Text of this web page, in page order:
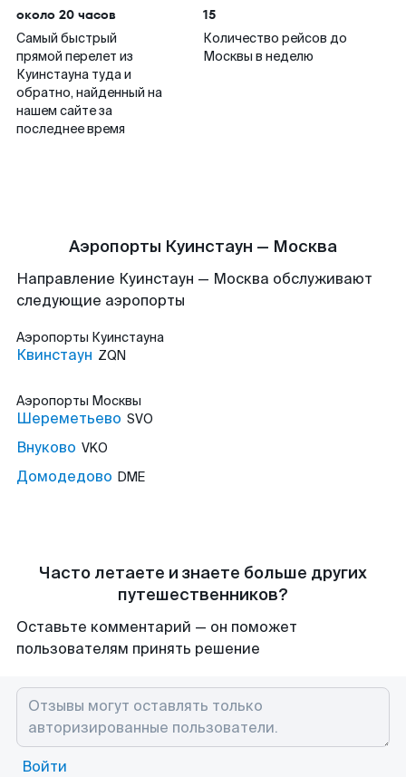
около 20 часов
Самый быстрый
прямой перелет из
Куинстауна туда и
обратно, найденный на
нашем сайте за
последнее время
15
Количество рейсов до
Москвы в неделю
Аэропорты Куинстаун — Москва
Направление Куинстаун — Москва обслуживают
следующие аэропорты
Аэропорты Куинстауна
Квинстаун ZQN
Аэропорты Москвы
Шереметьево SVO
Внуково VKO
Домодедово DME
Часто летаете и знаете больше других
путешественников?
Оставьте комментарий — он поможет
пользователям принять решение
Войти